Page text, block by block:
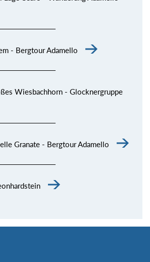
- Bergtour Adamello
Wiesbachhorn - Glocknergruppe
Granate - Bergtour Adamello